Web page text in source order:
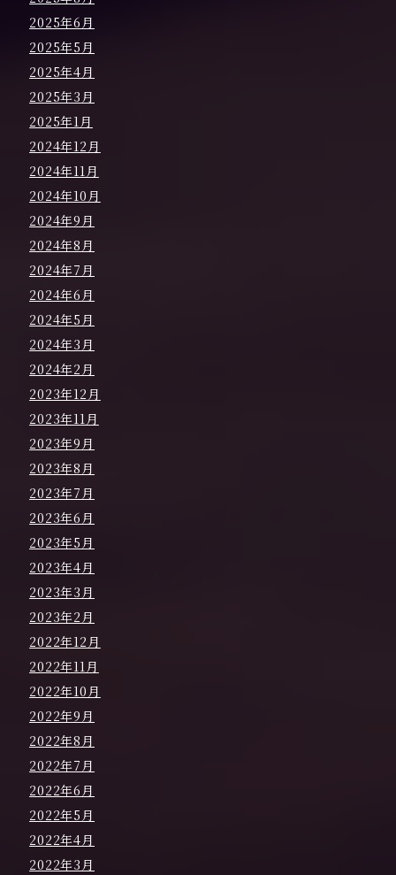
2025年6月
2025年5月
2025年4月
2025年3月
2025年1月
2024年12月
2024年11月
2024年10月
2024年9月
2024年8月
2024年7月
2024年6月
2024年5月
2024年3月
2024年2月
2023年12月
2023年11月
2023年9月
2023年8月
2023年7月
2023年6月
2023年5月
2023年4月
2023年3月
2023年2月
2022年12月
2022年11月
2022年10月
2022年9月
2022年8月
2022年7月
2022年6月
2022年5月
2022年4月
2022年3月